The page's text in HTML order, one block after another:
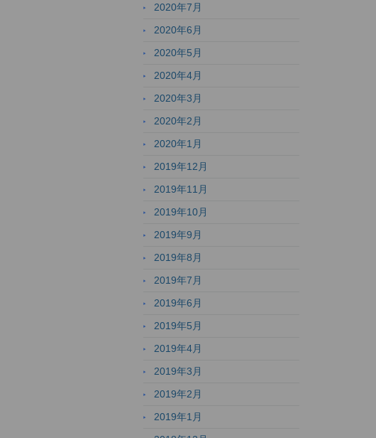
2020年7月
2020年6月
2020年5月
2020年4月
2020年3月
2020年2月
2020年1月
2019年12月
2019年11月
2019年10月
2019年9月
2019年8月
2019年7月
2019年6月
2019年5月
2019年4月
2019年3月
2019年2月
2019年1月